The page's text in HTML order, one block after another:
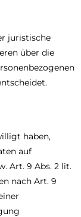
juristische
über die
haben,
auf
Art. 9 Abs. 2 lit.
nach Art. 9